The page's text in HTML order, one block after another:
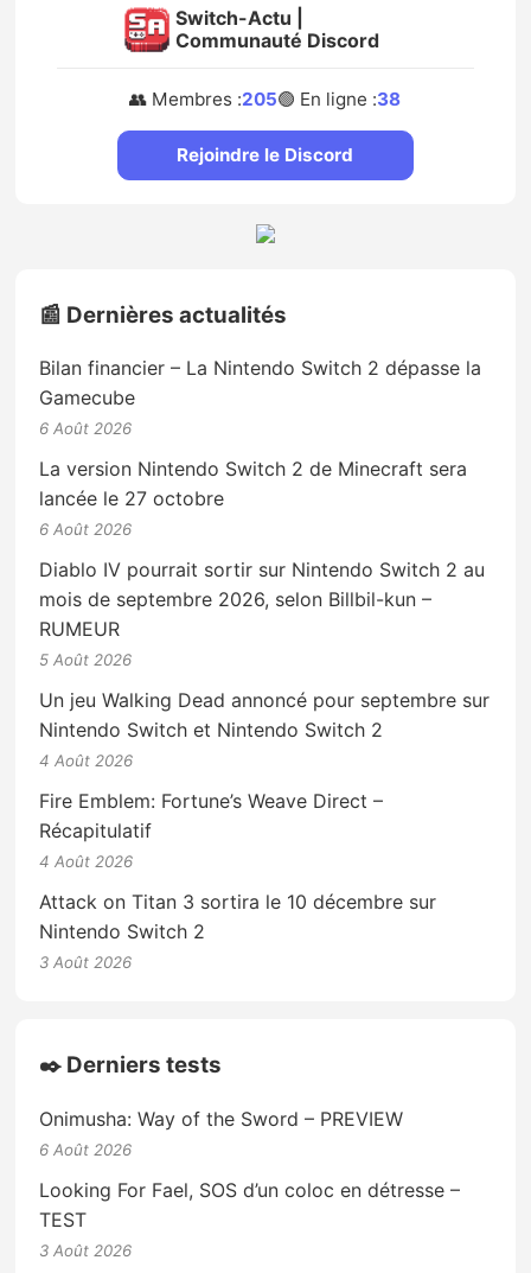
Switch-Actu |
Communauté Discord
👥 Membres :205🟢 En ligne :38
Rejoindre le Discord
📰 Dernières actualités
Bilan financier – La Nintendo Switch 2 dépasse la
Gamecube
6 Août 2026
La version Nintendo Switch 2 de Minecraft sera
lancée le 27 octobre
6 Août 2026
Diablo IV pourrait sortir sur Nintendo Switch 2 au
mois de septembre 2026, selon Billbil-kun –
RUMEUR
5 Août 2026
Un jeu Walking Dead annoncé pour septembre sur
Nintendo Switch et Nintendo Switch 2
4 Août 2026
Fire Emblem: Fortune’s Weave Direct –
Récapitulatif
4 Août 2026
Attack on Titan 3 sortira le 10 décembre sur
Nintendo Switch 2
3 Août 2026
✒️ Derniers tests
Onimusha: Way of the Sword – PREVIEW
6 Août 2026
Looking For Fael, SOS d’un coloc en détresse –
TEST
3 Août 2026